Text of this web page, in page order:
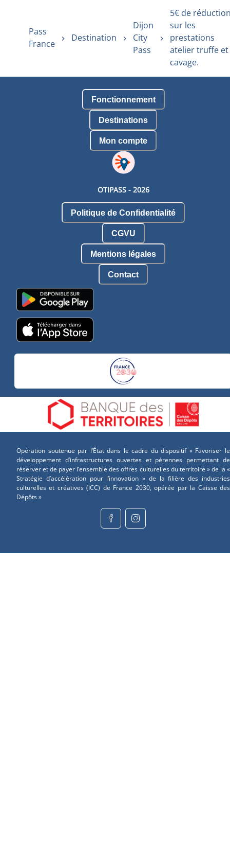
Pass
France
Destination
Dijon
City
Pass
5€ de
sur les
prestations
atelier truffe et
cavage.
Fonctionnement
Destinations
Mon compte
OTIPASS - 2026
Politique de Confidentialité
CGVU
Mentions légales
Contact
Opération soutenue par l’État dans le cadre du dispositif « Favoriser le
développement d’infrastructures ouvertes et pérennes permettant de
réserver et de payer l’ensemble des offres culturelles du territoire » de la «
Stratégie d’accélération pour l’innovation » de la filière des industries
culturelles et créatives (ICC) de France 2030, opérée par la Caisse des
Dépôts »